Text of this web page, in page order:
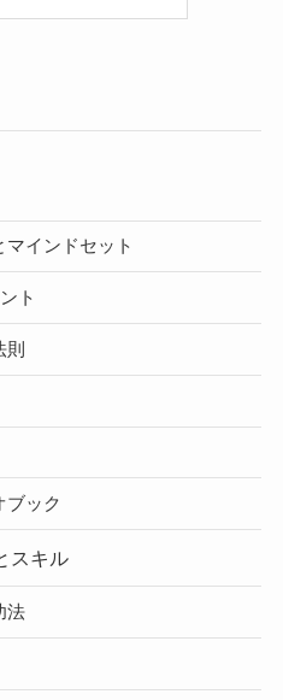
マインドセット
ト
ブック
スキル
法